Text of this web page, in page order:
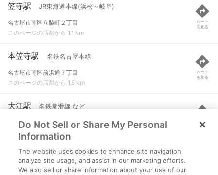
笠寺駅 JR東海道本線(浜松～岐阜)
名古屋市南区立脇町２丁目
このページの店舗から 1.1 km
ルート
を見る
本笠寺駅 名鉄名古屋本線
名古屋市南区前浜通７丁目
このページの店舗から 1.5 km
ルート
を見る
大江駅 名鉄常滑線 など
名古屋市南区加福本通２-８-１
このページの店舗から 1.7 km
ルート
を見る
大同町駅 名鉄常滑線
名古屋市南区大同町３-１
Do Not Sell or Share My Personal
Information
The website uses cookies to enhance site navigation,
analyze site usage, and assist in our marketing efforts.
We also sell or share information about your use of our